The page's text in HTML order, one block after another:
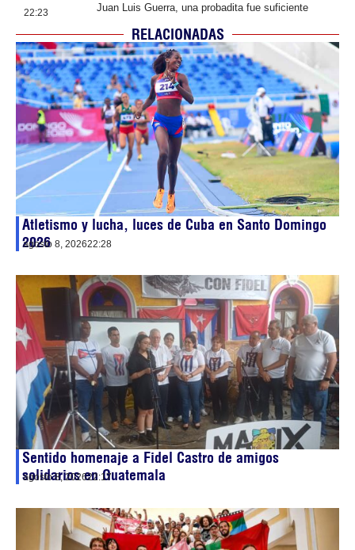
22:23 Juan Luis Guerra, una probadita fue suficiente
RELACIONADAS
Atletismo y lucha, luces de Cuba en Santo Domingo
2026
agosto 8, 202622:28
Sentido homenaje a Fidel Castro de amigos
solidarios en Guatemala
agosto 8, 202622:17